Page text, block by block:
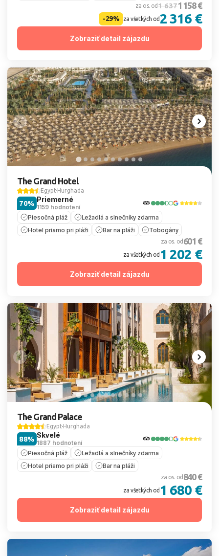
za os. od1 6371 158 €
-29% za všetkých od2 316 €
Zobraziť detail zájazdu
The Grand Hotel
Egypt Hurghada
Priemerné
1159 hodnotení
70%
Piesočná pláž
Ležadlá a slnečníky zdarma
Hotel priamo pri pláži
Bar na pláži Tobogány
za os. od 601 €
za všetkých od 1 202 €
Zobraziť detail zájazdu
The Grand Palace
Egypt Hurghada
Skvelé
1887 hodnotení
88%
Piesočná pláž
Ležadlá a slnečníky zdarma
Hotel priamo pri pláži
Bar na pláži
za os. od 840 €
za všetkých od 1 680 €
Zobraziť detail zájazdu